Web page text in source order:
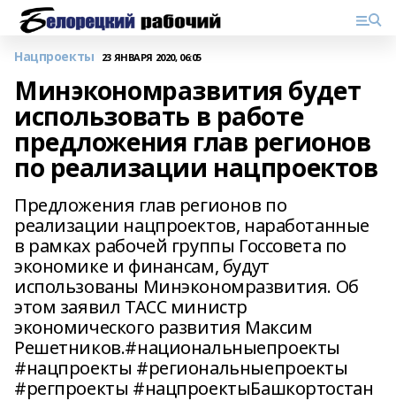
Нацпроекты 23 ЯНВАРЯ 2020, 06:05
Минэкономразвития будет
использовать в работе
предложения глав регионов
по реализации нацпроектов
Предложения глав регионов по
реализации нацпроектов, наработанные
в рамках рабочей группы Госсовета по
экономике и финансам, будут
использованы Минэкономразвития. Об
этом заявил ТАСС министр
экономического развития Максим
Решетников.#национальныепроекты
#нацпроекты #региональныепроекты
#регпроекты #нацпроектыБашкортостан